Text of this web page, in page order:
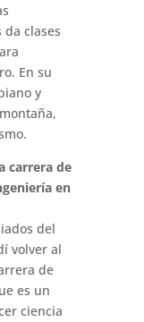
da clases
En su
y
carrera de
en
del
volver al
de
es un
ciencia